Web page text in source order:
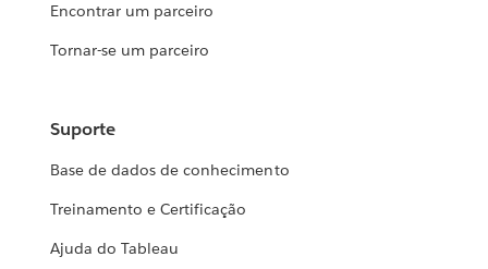
Encontrar um parceiro
Tornar-se um parceiro
Suporte
Base de dados de conhecimento
Treinamento e Certificação
Ajuda do Tableau